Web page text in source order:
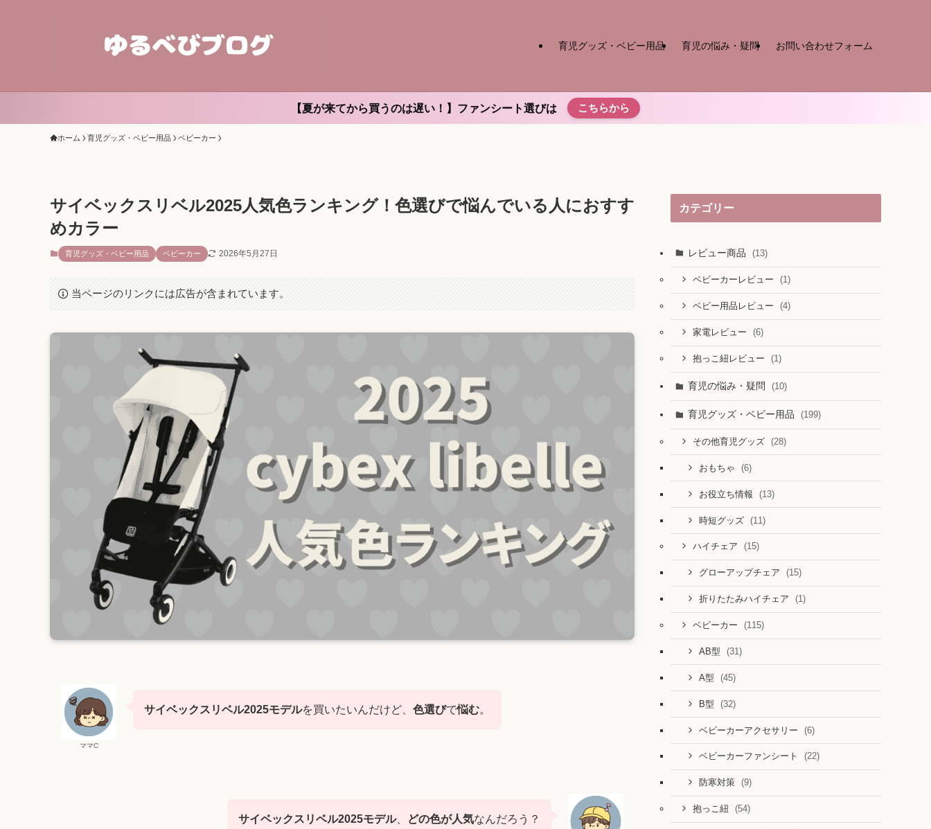
育児グッズ・ベビー用品 育児の悩み・疑問 お問い合わせフォーム
【夏が来てから買うのは遅い！】ファンシート選びは こちらから
ホーム 育児グッズ・ベビー用品 ベビーカー
サイベックスリベル2025人気色ランキング！色選びで悩んでいる人におすす
めカラー
育児グッズ・ベビー用品 ベビーカー 2026年5月27日
当ページのリンクには広告が含まれています。
ママC
サイベックスリベル2025モデルを買いたいんだけど、 色選びで悩む。
サイベックスリベル2025モデル、 どの色が人気なんだろう？
カテゴリー
レビュー商品 (13)
ベビーカーレビュー (1)
ベビー用品レビュー (4)
家電レビュー (6)
抱っこ紐レビュー (1)
育児の悩み・疑問 (10)
育児グッズ・ベビー用品 (199)
その他育児グッズ (28)
おもちゃ (6)
お役立ち情報 (13)
時短グッズ (11)
ハイチェア (15)
グローアップチェア (15)
折りたたみハイチェア (1)
ベビーカー (115)
AB型 (31)
A型 (45)
B型 (32)
ベビーカーアクセサリー (6)
ベビーカーファンシート (22)
防寒対策 (9)
抱っこ紐 (54)